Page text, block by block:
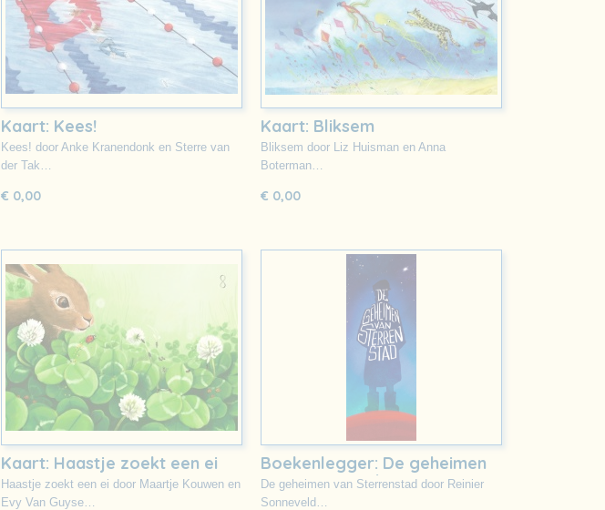
Kaart: Kees!
Kees! door Anke Kranendonk en Sterre van
der Tak…
€ 0,00
Kaart: Bliksem
Bliksem door Liz Huisman en Anna
Boterman…
€ 0,00
Kaart: Haastje zoekt een ei
Haastje zoekt een ei door Maartje Kouwen en
Evy Van Guyse…
Boekenlegger: De geheimen
van Sterrestad
De geheimen van Sterrenstad door Reinier
Sonneveld…